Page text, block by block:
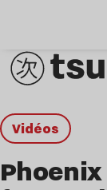
Vidéos